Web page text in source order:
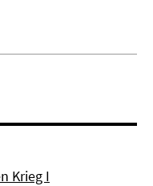
Krieg I